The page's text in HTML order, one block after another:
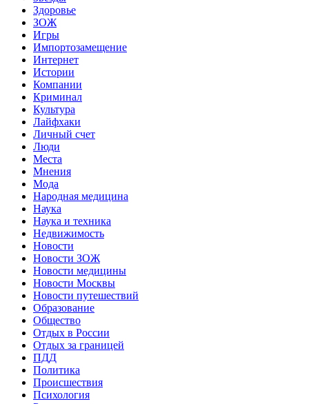
Здоровье
ЗОЖ
Игры
Импортозамещение
Интернет
Истории
Компании
Криминал
Культура
Лайфхаки
Личный счет
Люди
Места
Мнения
Мода
Народная медицина
Наука
Наука и техника
Недвижимость
Новости
Новости ЗОЖ
Новости медицины
Новости Москвы
Новости путешествий
Образование
Общество
Отдых в России
Отдых за границей
ПДД
Политика
Происшествия
Психология